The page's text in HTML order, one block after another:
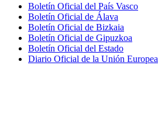
Boletín Oficial del País Vasco
Boletín Oficial de Álava
Boletín Oficial de Bizkaia
Boletín Oficial de Gipuzkoa
Boletín Oficial del Estado
Diario Oficial de la Unión Europea